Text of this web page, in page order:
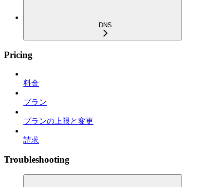
DNS
Pricing
料金
プラン
プランの上限と変更
請求
Troubleshooting